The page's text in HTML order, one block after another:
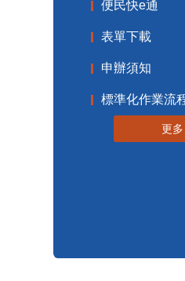
便民快e通
表單下載